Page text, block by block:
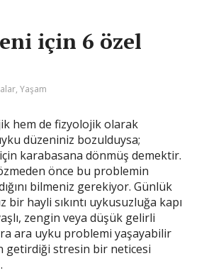
için 6 özel
,Yaşam
hem de fizyolojik olarak
düzeniniz bozulduysa;
karabasana dönmüş demektir.
önce bu problemin
bilmeniz gerekiyor. Günlük
bir hayli sıkıntı uykusuzluğa kapı
zengin veya düşük gelirli
ara uyku problemi yaşayabilir
getirdiği stresin bir neticesi